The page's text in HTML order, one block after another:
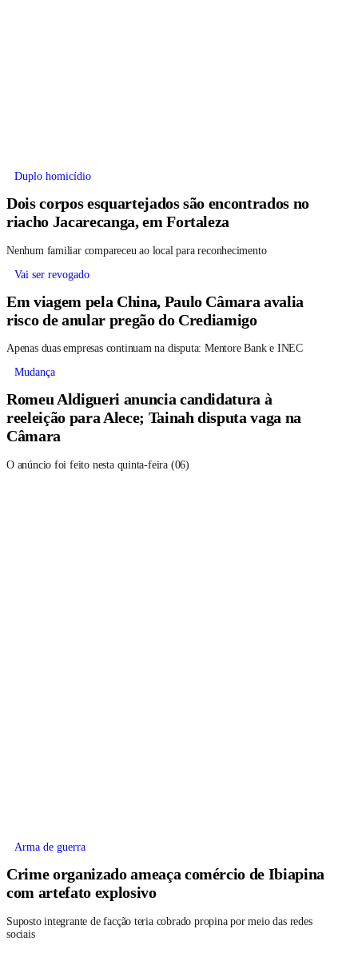
Duplo homicídio
Dois corpos esquartejados são encontrados no
riacho Jacarecanga, em Fortaleza
Nenhum familiar compareceu ao local para reconhecimento
Vai ser revogado
Em viagem pela China, Paulo Câmara avalia
risco de anular pregão do Crediamigo
Apenas duas empresas continuam na disputa: Mentore Bank e INEC
Mudança
Romeu Aldigueri anuncia candidatura à
reeleição para Alece; Tainah disputa vaga na
Câmara
O anúncio foi feito nesta quinta-feira (06)
Arma de guerra
Crime organizado ameaça comércio de Ibiapina
com artefato explosivo
Suposto integrante de facção teria cobrado propina por meio das redes
sociais